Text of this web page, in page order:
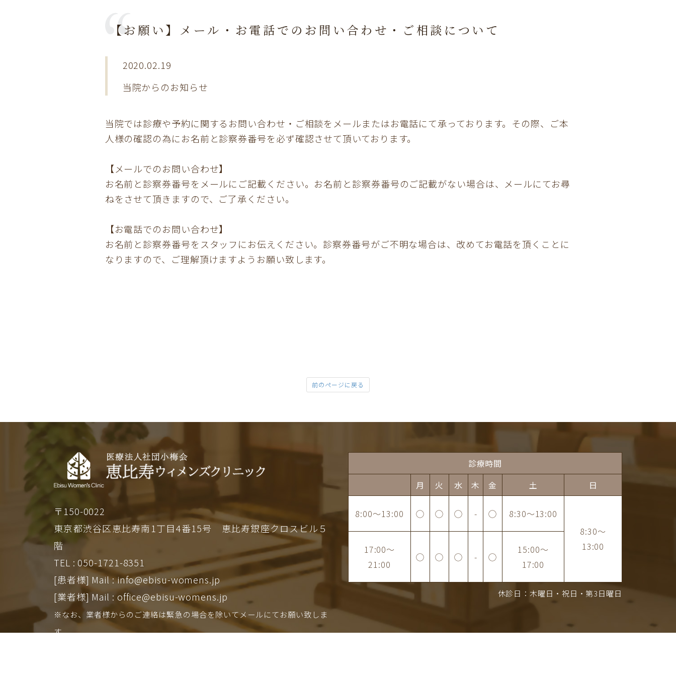
【お願い】メール・お電話でのお問い合わせ・ご相談について
2020.02.19
当院からのお知らせ
当院では診療や予約に関するお問い合わせ・ご相談をメールまたはお電話にて承っております。その際、ご本
人様の確認の為にお名前と診察券番号を必ず確認させて頂いております。
【メールでのお問い合わせ】
お名前と診察券番号をメールにご記載ください。お名前と診察券番号のご記載がない場合は、メールにてお尋
ねをさせて頂きますので、ご了承ください。
【お電話でのお問い合わせ】
お名前と診察券番号をスタッフにお伝えください。診察券番号がご不明な場合は、改めてお電話を頂くことに
なりますので、ご理解頂けますようお願い致します。
前のページに戻る
〒150-0022
東京都渋谷区恵比寿南1丁目4番15号 恵比寿銀座クロスビル５
階
TEL : 050-1721-8351
[患者様] Mail : info@ebisu-womens.jp
[業者様]Mail : office@ebisu-womens.jp
※なお、業者様からのご連絡は緊急の場合を除いてメールにてお願い致しま
す。
診療時間
月
火 水 木 金 土 日
8:00～13:00 ◯ ◯ ◯ - ◯ 8:30～13:00
8:30～
13:00
17:00～
21:00
◯ ◯ ◯ - ◯
15:00～
17:00
休診日：木曜日・祝日・第3日曜日